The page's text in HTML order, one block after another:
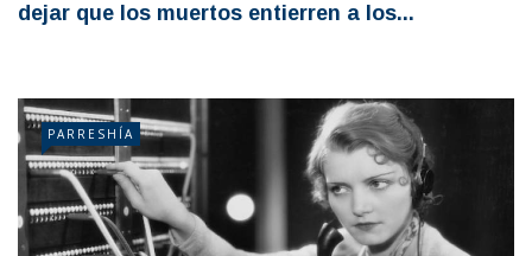
dejar que los muertos entierren a los...
PARRESHÍA